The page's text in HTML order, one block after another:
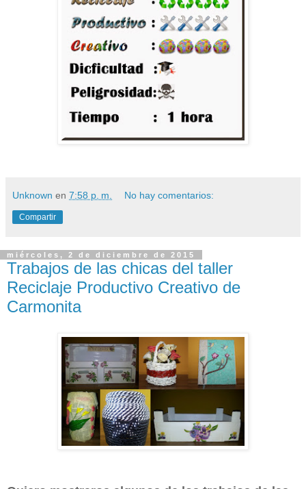
Unknown en 7:58 p. m. No hay comentarios:
Compartir
miércoles, 2 de diciembre de 2015
Trabajos de las chicas del taller
Reciclaje Productivo Creativo de
Carmonita